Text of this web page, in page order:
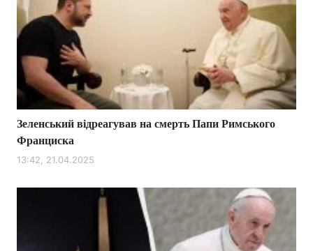
Зеленський відреагував на смерть Папи Римського
Франциска
13:42, 21.04.2025